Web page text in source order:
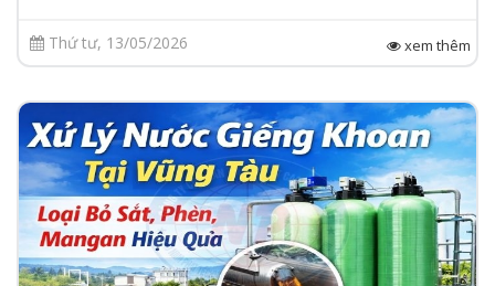
Thứ tư, 13/05/2026 xem thêm